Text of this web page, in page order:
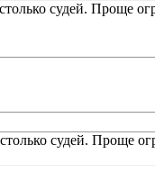
судей. Проще
судей. Проще